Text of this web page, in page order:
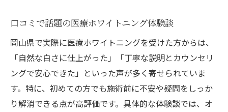
点
医療ホワイトニングが合法な理由と根拠を
解説
安全性重視で選ぶ医療ホワイトニングのチ
ェックポイント
口コミで分かる医療ホワイトニングの実体
口コミで話題の医療ホワイトニング体験談
岡山県で実際に医療ホワイトニングを受けた方からは、
「自然な白さに仕上がった」「丁寧な説明とカウンセリ
ングで安心できた」といった声が多く寄せられていま
す。特に、初めての方でも施術前に不安や疑問をしっか
り解消できる点が高評価です。具体的な体験談では、オ